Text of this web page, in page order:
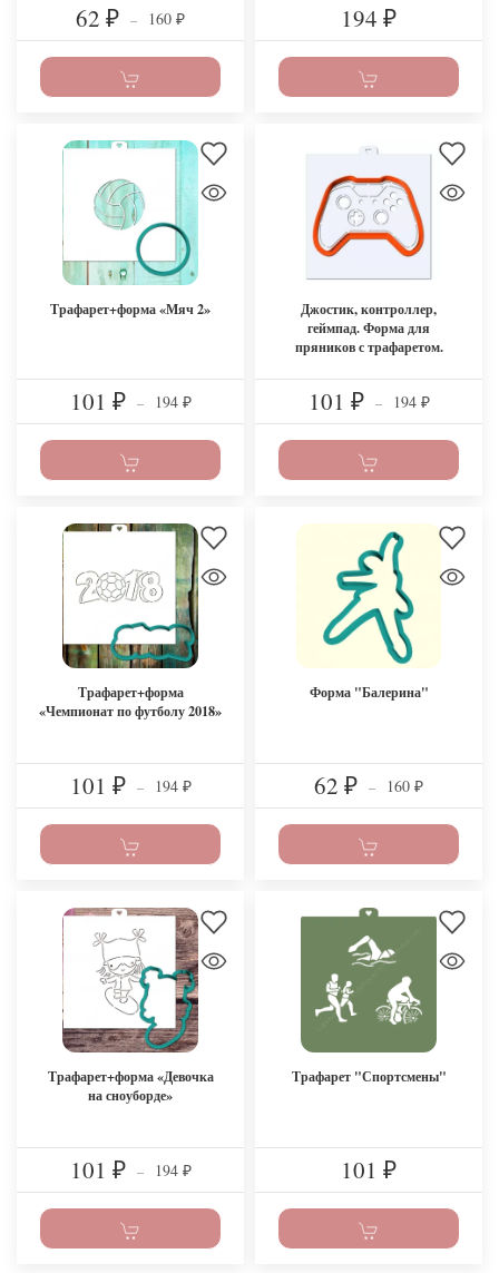
62 ₽ – 160 ₽ 194 ₽
Трафарет+форма «Мяч 2»
101 ₽ – 194 ₽
Джостик, контроллер,
геймпад. Форма для
пряников с трафаретом.
101 ₽ – 194 ₽
Трафарет+форма
«Чемпионат по футболу 2018»
101 ₽ – 194 ₽
Форма "Балерина"
62 ₽ – 160 ₽
Трафарет+форма «Девочка
на сноуборде»
101 ₽ – 194 ₽
Трафарет "Спортсмены"
101 ₽